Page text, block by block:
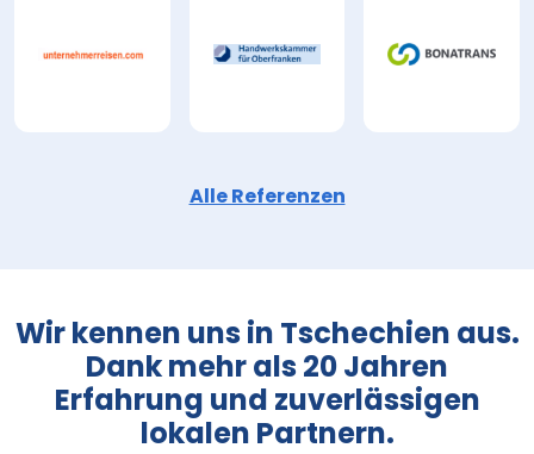
Alle Referenzen
Wir kennen uns in Tschechien aus.
Dank mehr als 20 Jahren
Erfahrung und zuverlässigen
lokalen Partnern.